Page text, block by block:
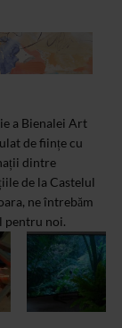
a Bienalei Art
de ființe cu
dintre
de la Castelul
ne întrebăm
pentru noi.